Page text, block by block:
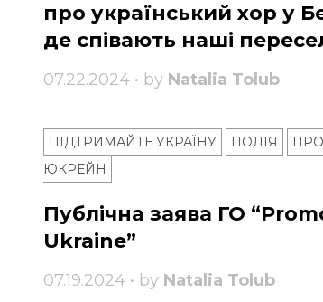
про український хор у
де співають наші
07.22.2024 • by Natalia Tolub
ПІДТРИМАЙТЕ УКРАЇНУ ПОДІЯ
ЮКРЕЙН
Публічна заява ГО
Ukraine”
07.19.2024 • by Natalia Tolub